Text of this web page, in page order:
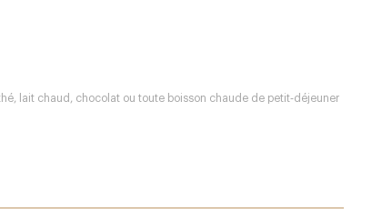
lait chaud, chocolat ou toute boisson chaude de petit‑déjeuner